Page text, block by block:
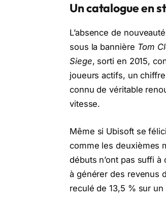
Un catalogue en
L’absence de
sous la bannière Tom
Siege, sorti en 2015,
joueurs actifs, un
connu de véritable
vitesse.
Même si Ubisoft se
comme les deuxièmes
débuts n’ont pas suffi
à générer des revenus
reculé de 13,5 % sur un